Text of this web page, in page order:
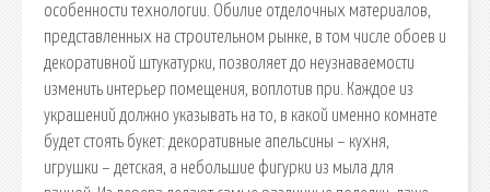
особенности технологии. Обилие отделочных материалов,
представленных на строительном рынке, в том числе обоев и
декоративной штукатурки, позволяет до неузнаваемости
изменить интерьер помещения, воплотив при. Каждое из
украшений должно указывать на то, в какой именно комнате
будет стоять букет: декоративные апельсины – кухня,
игрушки – детская, а небольшие фигурки из мыла для